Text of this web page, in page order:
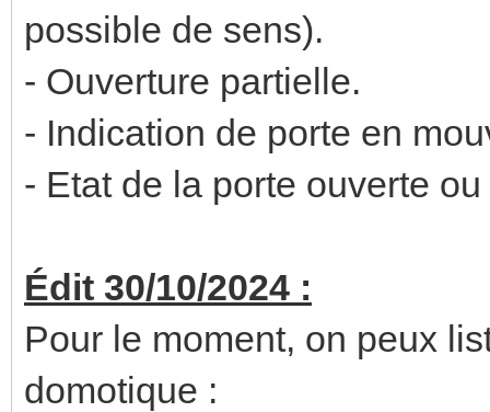
possible de sens).
- Ouverture partielle.
- Indication de porte en
- Etat de la porte ouverte
Édit 30/10/2024 :
Pour le moment, on peux
domotique :